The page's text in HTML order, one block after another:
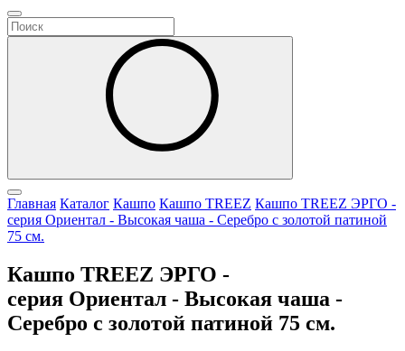
Главная Каталог Кашпо Кашпо TREEZ Кашпо TREEZ ЭРГО -
серия Ориентал - Высокая чаша - Серебро с золотой патиной
75 см.
Кашпо TREEZ ЭРГО -
серия Ориентал - Высокая чаша -
Серебро с золотой патиной 75 см.